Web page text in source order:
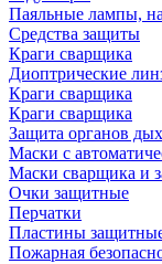
Паяльные лампы,
Средства защиты
Краги сварщика
Диоптрические
Краги сварщика
Краги сварщика
Защита органов
Маски с
Маски сварщика и
Очки защитные
Перчатки
Пластины
Пожарная